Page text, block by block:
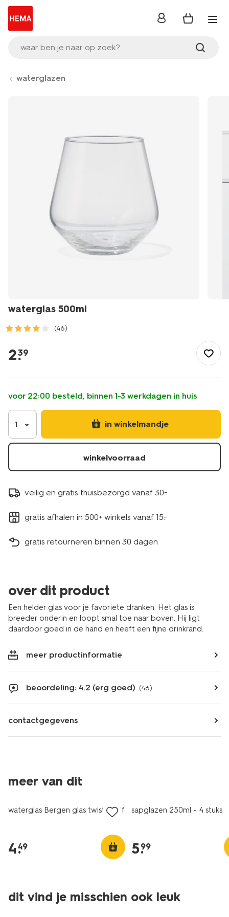
waar ben je naar op zoek?
inloggen
waterglazen
waterglas 500ml
(46)
tafelen/glaswerk/waterglazen/waterglas-
500ml-
2.
39
voor 22:00 besteld, binnen 1-3 werkdagen in huis
1 in winkelmandje
winkelvoorraad
veilig en gratis thuisbezorgd vanaf 30.-
gratis afhalen in 500+ winkels vanaf 15.-
gratis retourneren binnen 30 dagen
over dit product
Een helder glas voor je favoriete dranken. Het glas is
breeder onderin en loopt smal toe naar boven. Hij ligt
daardoor goed in de hand en heeft een fijne drinkrand.
meer productinformatie
beoordeling: 4.2 (erg goed) (46)
contactgegevens
meer van dit
waterglas Bergen glas twist reliëf
4.
49
sapglazen 250ml - 4 stuks
5.
99
dit vind je misschien ook leuk